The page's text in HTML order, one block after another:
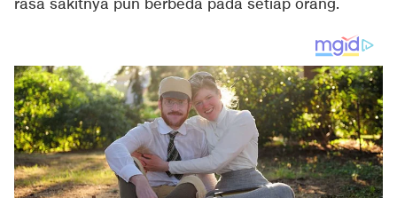
rasa sakitnya pun berbeda pada setiap orang.